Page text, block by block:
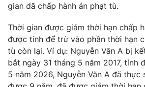
® Cấm sao chép dưới mọi hình thức nếu
thuận bằng văn bản. Ghi rõ nguồn
thông tin từ website này.
gian đã chấp hành án phạt tù.
Thời gian được giảm thời hạn chấp
được tính để trừ vào phần thời hạn
tù còn lại. Ví dụ: Nguyễn Văn A bị
bắt ngày 31 tháng 5 năm 2017, tính
5 năm 2026, Nguyễn Văn A đã thực